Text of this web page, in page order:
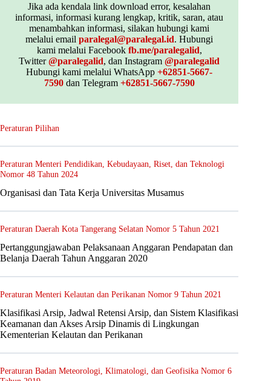
Jika ada kendala link download error, kesalahan
informasi, informasi kurang lengkap, kritik, saran, atau
menambahkan informasi, silakan hubungi kami
melalui emailparalegal@paralegal.id. Hubungi
kami melalui Facebook fb.me/paralegalid,
Twitter@paralegalid, dan Instagram@paralegalid
Hubungi kami melalui WhatsApp+62851-5667-
7590dan Telegram +62851-5667-7590
Peraturan Pilihan
Peraturan Menteri Pendidikan, Kebudayaan, Riset, dan Teknologi
Nomor 48 Tahun 2024
Organisasi dan Tata Kerja Universitas Musamus
Peraturan Daerah Kota Tangerang Selatan Nomor 5 Tahun 2021
Pertanggungjawaban Pelaksanaan Anggaran Pendapatan dan
Belanja Daerah Tahun Anggaran 2020
Peraturan Menteri Kelautan dan Perikanan Nomor 9 Tahun 2021
Klasifikasi Arsip, Jadwal Retensi Arsip, dan Sistem Klasifikasi
Keamanan dan Akses Arsip Dinamis di Lingkungan
Kementerian Kelautan dan Perikanan
Peraturan Badan Meteorologi, Klimatologi, dan Geofisika Nomor 6